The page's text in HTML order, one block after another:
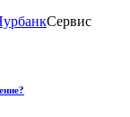
Сервис